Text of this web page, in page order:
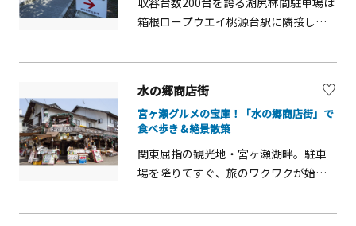
世界へと一気に引き込まれます。時間
の流れを追ってわかりやすく展示して
く、大人は知的好奇心をくすぐられる
内容です。巨大な恐竜から豆粒ほどの
昆虫類まで1万点にのぼる様々な実物標
本が広々と展示されており、思わず息
を飲むこと間違いありません。最寄り
は箱根登山鉄道 「入生田（いりう
だ）」駅。国道1号線沿いにあります。
ロケーションです。
箱根ロープウエイ桃源台駅に隣接して
車の渋滞を避けロープウエイを利用し
桃源台港から海賊船に乗って芦ノ湖周
遊を楽しむための拠点として利用する
ことができます。また、芦ノ湖での釣
りや隣接する遊歩道から芦ノ湖西岸の
人工物の少ない自然を楽しむ湖畔散策
水の郷商店街
宮ヶ瀬グルメの宝庫！「水の郷商店街」で
食べ歩き＆絶景散策
関東屈指の観光地・宮ヶ瀬湖畔。駐車
場を降りてすぐ、旅のワクワクが始ま
す！美味しい香りと活気に包まれ、到